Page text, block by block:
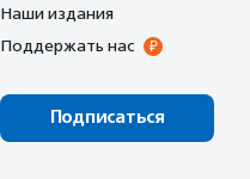
Наши издания
Поддержать нас
Подписаться